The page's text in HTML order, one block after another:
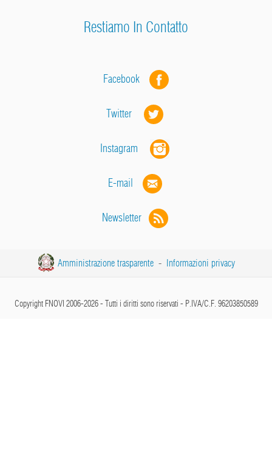
Restiamo In Contatto
Facebook
Twitter
Instagram
E-mail
Newsletter
Amministrazione trasparente - Informazioni privacy
Copyright FNOVI 2006-2026 - Tutti i diritti sono riservati - P.IVA/C.F. 96203850589